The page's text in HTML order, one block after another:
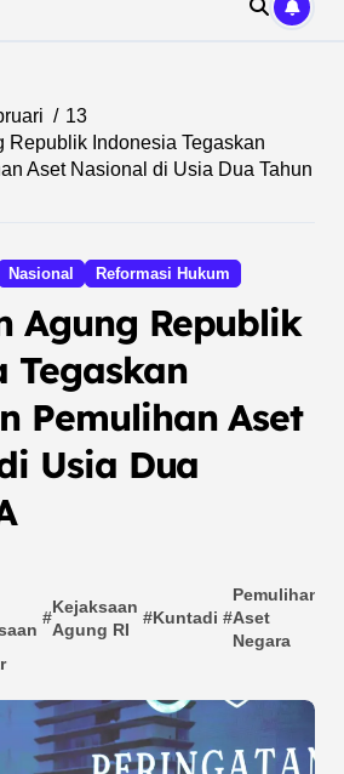
13
Republik Indonesia Tegaskan
Aset Nasional di Usia Dua Tahun
Nasional Reformasi Hukum
Agung Republik
Tegaskan
Pemulihan Aset
Usia Dua
#
Kejaksaan
Agung RI
#Kuntadi #
Pemulihan
Aset
Negara